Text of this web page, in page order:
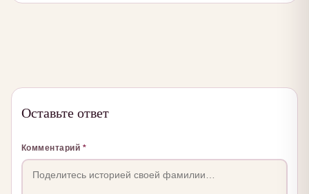
Оставьте ответ
Комментарий *